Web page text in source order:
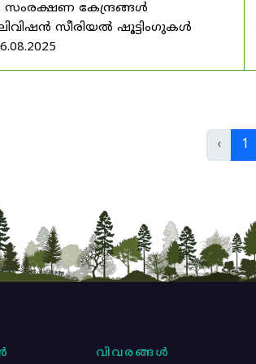
സംരക്ഷണ കേന്ദ്രങ്ങൾ
സീരിയൽ ഷൂട്ടിംഗുകൾ
‹ 1
വിവരങ്ങൾ